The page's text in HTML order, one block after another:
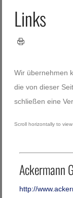
Links
Wir übernehmen
die von dieser
schließen eine
Ackermann
http://